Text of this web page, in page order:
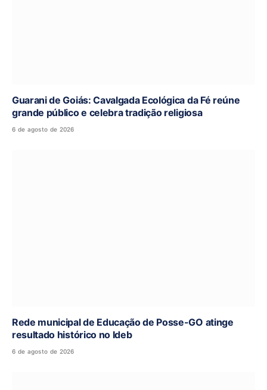
Guarani de Goiás: Cavalgada Ecológica da Fé reúne
grande público e celebra tradição religiosa
6 de agosto de 2026
Rede municipal de Educação de Posse-GO atinge
resultado histórico no Ideb
6 de agosto de 2026